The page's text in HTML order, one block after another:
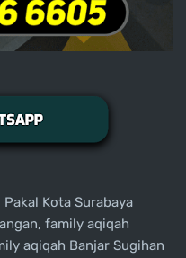
Kota Surabaya
family aqiqah
aqiqah Banjar Sugihan